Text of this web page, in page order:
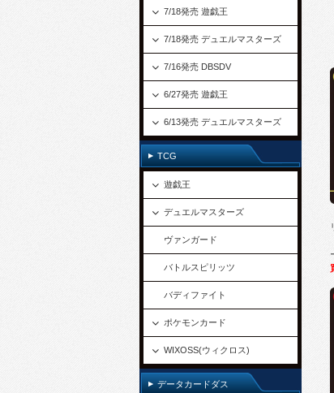
7/18発売 遊戯王
7/18発売 デュエルマスターズ
7/16発売 DBSDV
6/27発売 遊戯王
6/13発売 デュエルマスターズ
TCG
遊戯王
デュエルマスターズ
ヴァンガード
バトルスピリッツ
バディファイト
ポケモンカード
WIXOSS(ウィクロス)
データカードダス